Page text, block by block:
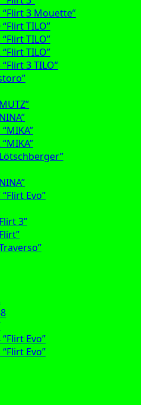
“Flirt 3 Mouette”
TILO”
TILO”
TILO”
3 TILO”
Evo”
3”
Evo”
Evo”